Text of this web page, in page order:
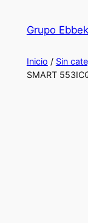
Grupo
Inicio / Sin
SMART